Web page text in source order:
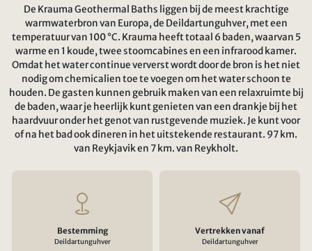
De Krauma Geothermal Baths liggen bij de meest krachtige
warmwaterbron van Europa, de Deildartunguhver, met een
temperatuur van 100 °C. Krauma heeft totaal 6 baden, waarvan 5
warme en 1 koude, twee stoomcabines en een infrarood kamer.
Omdat het water continue ververst wordt door de bron is het niet
nodig om chemicalien toe te voegen om het water schoon te
houden. De gasten kunnen gebruik maken van een relaxruimte bij
de baden, waar je heerlijk kunt genieten van een drankje bij het
haardvuur onder het genot van rustgevende muziek. Je kunt voor
of na het bad ook dineren in het uitstekende restaurant. 97 km.
van Reykjavik en 7 km. van Reykholt.
Bestemming
Deildartunguhver
Vertrekken vanaf
Deildartunguhver